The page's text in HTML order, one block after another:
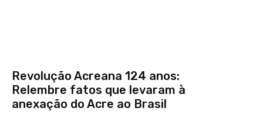
Revolução Acreana 124 anos:
Relembre fatos que levaram à
anexação do Acre ao Brasil